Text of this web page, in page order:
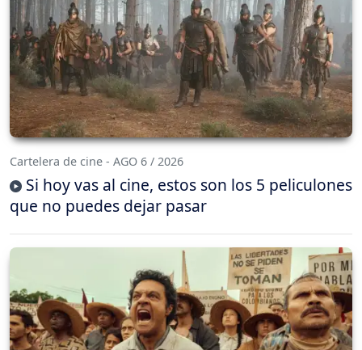
Cartelera de cine - AGO 6 / 2026
Si hoy vas al cine, estos son los 5 peliculones
que no puedes dejar pasar